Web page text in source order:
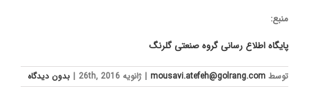
منبع:
پایگاه اطلاع رسانی گروه صنعتی گلرنگ
توسط mousavi.atefeh@golrang.com
| ژانویه 26th, 2016 | بدون ديدگاه